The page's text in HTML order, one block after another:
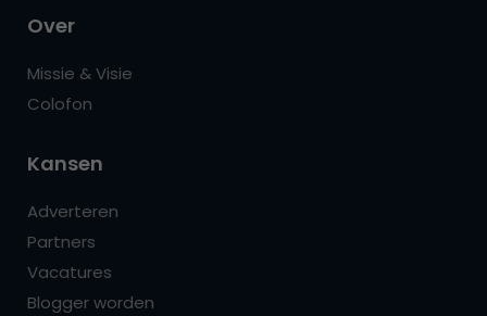
Over
Missie & Visie
Colofon
Kansen
Adverteren
Partners
Vacatures
Blogger worden